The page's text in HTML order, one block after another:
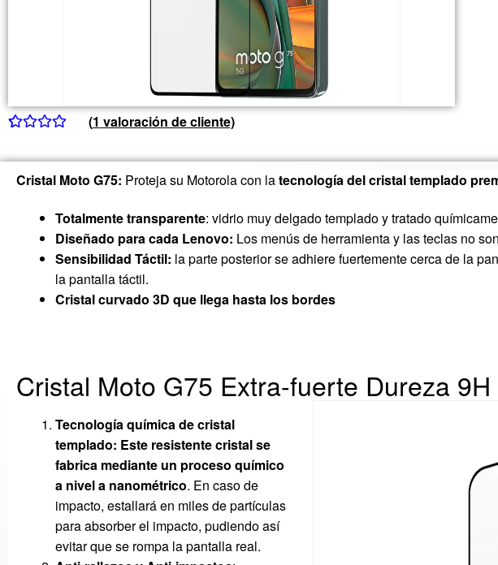
con4.00
de 5 en
valoración
cliente
(1 valoración de cliente)
Cristal Moto G75: Proteja su Motorola con latecnología del cristal templado
Totalmente transparente: vidrio muy delgado templado y tratado
Diseñado para cada Lenovo: Los menús de herramienta y las teclas no
Sensibilidad Táctil: la parte posterior se adhiere fuertemente cerca de la
la pantalla táctil.
Cristal curvado 3D que llega hasta los bordes
Cristal Moto G75 Extra-fuerte Dureza 9H
Tecnología química de cristal
templado: Este resistente cristal se
fabrica mediante un proceso químico
a nivel a nanométrico. En caso de
impacto, estallará en miles de partículas
para absorber el impacto, pudiendo así
evitar que se rompa la pantalla real.